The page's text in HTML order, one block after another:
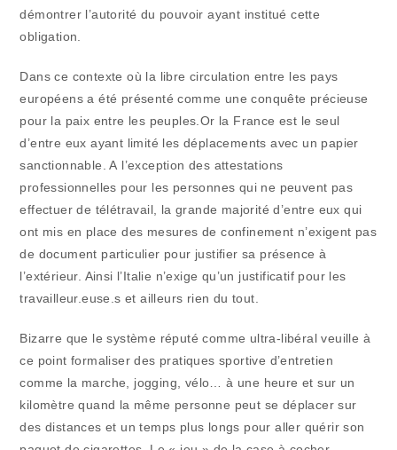
démontrer l’autorité du pouvoir ayant institué cette
obligation.
Dans ce contexte où la libre circulation entre les pays
européens a été présenté comme une conquête précieuse
pour la paix entre les peuples.Or la France est le seul
d’entre eux ayant limité les déplacements avec un papier
sanctionnable. A l’exception des attestations
professionnelles pour les personnes qui ne peuvent pas
effectuer de télétravail, la grande majorité d’entre eux qui
ont mis en place des mesures de confinement n’exigent pas
de document particulier pour justifier sa présence à
l’extérieur. Ainsi l’Italie n’exige qu’un justificatif pour les
travailleur.euse.s et ailleurs rien du tout.
Bizarre que le système réputé comme ultra-libéral veuille à
ce point formaliser des pratiques sportive d’entretien
comme la marche, jogging, vélo… à une heure et sur un
kilomètre quand la même personne peut se déplacer sur
des distances et un temps plus longs pour aller quérir son